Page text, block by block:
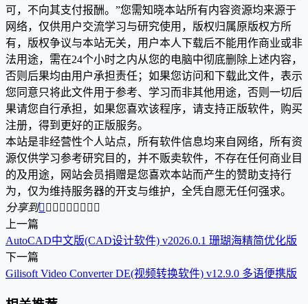
可，不向其支付报酬。”您需知晓本站所有内容资源均来源于
网络，仅供用户交流学习与研究使用，版权归属原版权方所
有，版权争议与本站无关，用户本人下载后不能用作商业或非
法用途，需在24个小时之内从您的电脑中彻底删除上述内容，
否则后果均由用户承担责任；如果您访问和下载此文件，表示
您同意只将此文件用于参考、学习而非其他用途，否则一切后
果请您自行承担，如果您喜欢该程序，请支持正版软件，购买
注册，得到更好的正版服务。
本站是非经营性个人站点，所有软件信息均来自网络，所有资
源仅供学习参考研究目的，并不贩卖软件，不存在任何商业目
的及用途，网站会员捐赠是您喜欢本站而产生的赞助支持行
为，仅为维持服务器的开支与维护，全凭自愿无任何强求。
分享到        
上一篇
AutoCAD中文版(CAD设计软件) v2026.0.1 珊瑚海精简优化版
下一篇
Gilisoft Video Converter DE(视频转换软件) v12.9.0 多语便携版